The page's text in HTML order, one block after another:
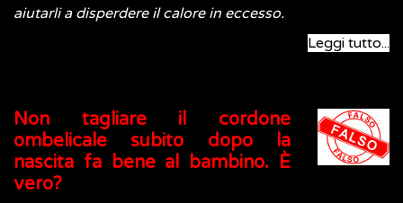
aiutarli a disperdere il calore in eccesso.
Leggi tutto...
Non tagliare il cordone
ombelicale subito dopo la
nascita fa bene al bambino. È
vero?